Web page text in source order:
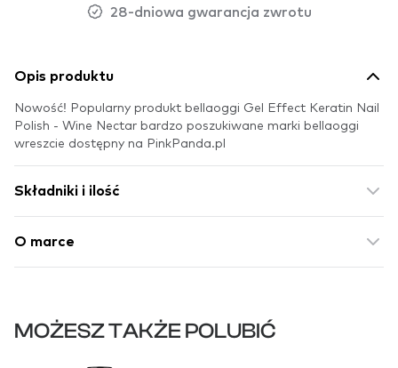
28-dniowa gwarancja zwrotu
Opis produktu
Nowość! Popularny produkt bellaoggi Gel Effect Keratin Nail
Polish - Wine Nectar bardzo poszukiwane marki bellaoggi
wreszcie dostępny na PinkPanda.pl
Składniki i ilość
O marce
MOŻESZ TAKŻE POLUBIĆ